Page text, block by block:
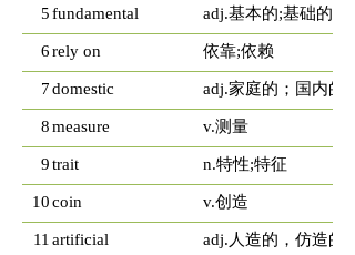
5fundamental adj.基本的;基础的
6rely on 依靠;依赖
7domestic adj.家庭的；国内的
8measure v.测量
9trait n.特性;特征
10coin v.创造
11 artificial adj.人造的，仿造的